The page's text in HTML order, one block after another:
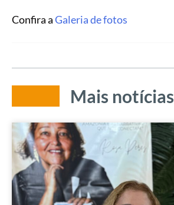
Confira aGaleria de fotos
Mais notícias